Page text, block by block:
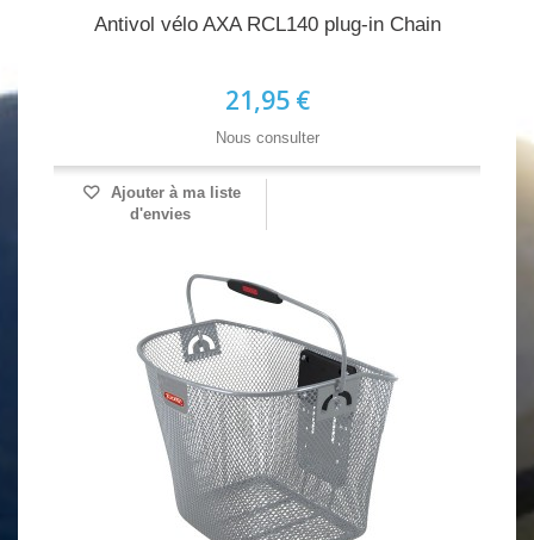
Antivol vélo AXA RCL140 plug-in Chain
21,95 €
Nous consulter
Ajouter à ma liste
d'envies